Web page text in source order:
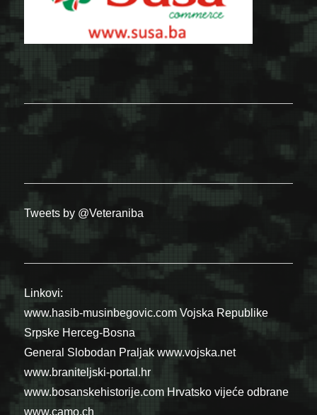
Tweets by @Veteraniba
Linkovi:
www.hasib-musinbegovic.com Vojska Republike
Srpske Herceg-Bosna
General Slobodan Praljak www.vojska.net
www.braniteljski-portal.hr
www.bosanskehistorije.com Hrvatsko vijeće odbrane
www.camo.ch